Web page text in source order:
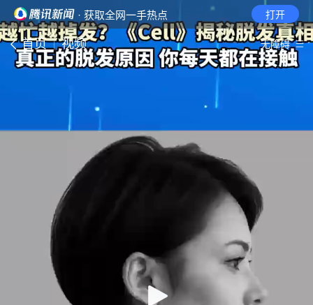
· 获取全网一手热点 打开
首页 视频 无障碍